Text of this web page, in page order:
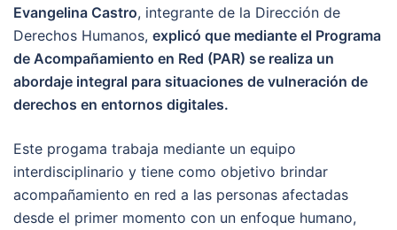
Evangelina Castro, integrante de la Dirección de
Derechos Humanos, explicó que mediante el Programa
de Acompañamiento en Red (PAR) se realiza un
abordaje integral para situaciones de vulneración de
derechos en entornos digitales.
Este progama trabaja mediante un equipo
interdisciplinario y tiene como objetivo brindar
acompañamiento en red a las personas afectadas
desde el primer momento con un enfoque humano,